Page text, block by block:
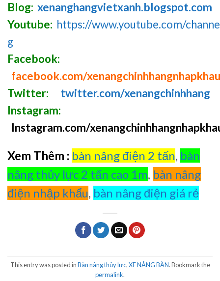
Blog: xenanghangvietxanh.blogspot.com
Youtube: https://www.youtube.com/
g
Facebook:
facebook.com/xenangchinhhangnhapkhau
Twitter:
twitter.com/xenangchinhhang
Instagram:
Instagram.com/
Xem Thêm : bàn nâng điện 2 tấn, bàn
nâng thủy lực 2 tấn cao 1m, bàn nâng
điện nhập khẩu, bàn nâng điện giá rẻ
This entry was posted inBàn nâng thủy lực,XE NÂNG BÀN. Bookmark the
permalink.